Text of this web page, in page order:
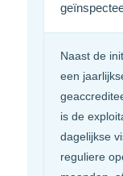
Naast de
een
is de
dagelijkse
reguliere